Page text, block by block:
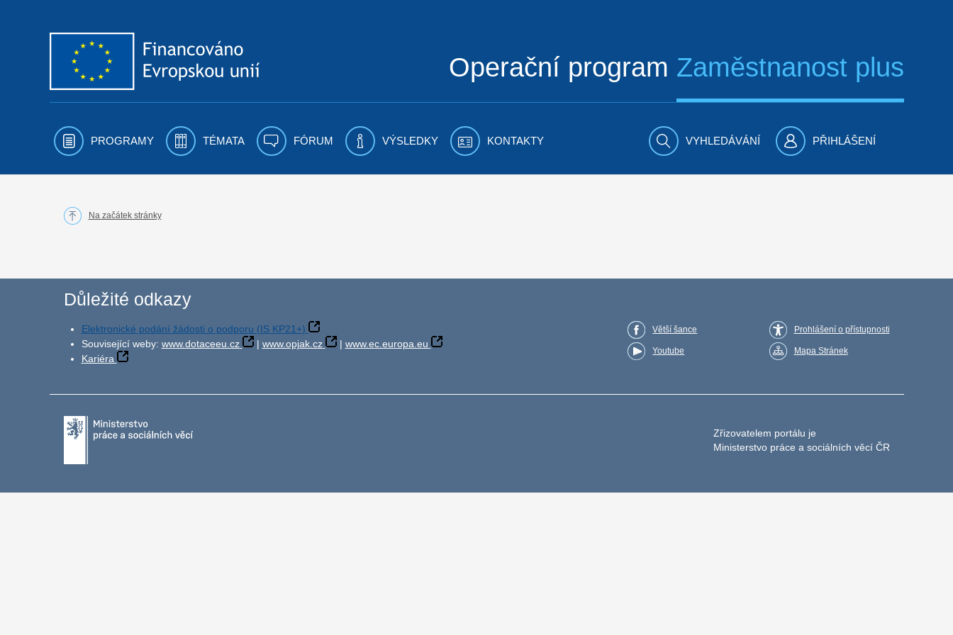
Operační program Zaměstnanost plus
PROGRAMY TÉMATA FÓRUM VÝSLEDKY KONTAKTY VYHLEDÁVÁNÍ PŘIHLÁŠENÍ
Na začátek stránky
Důležité odkazy
Elektronické podání žádosti o podporu (IS KP21+)
Související weby: www.dotaceeu.cz | www.opjak.cz | www.ec.europa.eu
Kariéra
Větší šance
Youtube
Prohlášení o přístupnosti
Mapa Stránek
Zřizovatelem portálu je
Ministerstvo práce a sociálních věcí ČR